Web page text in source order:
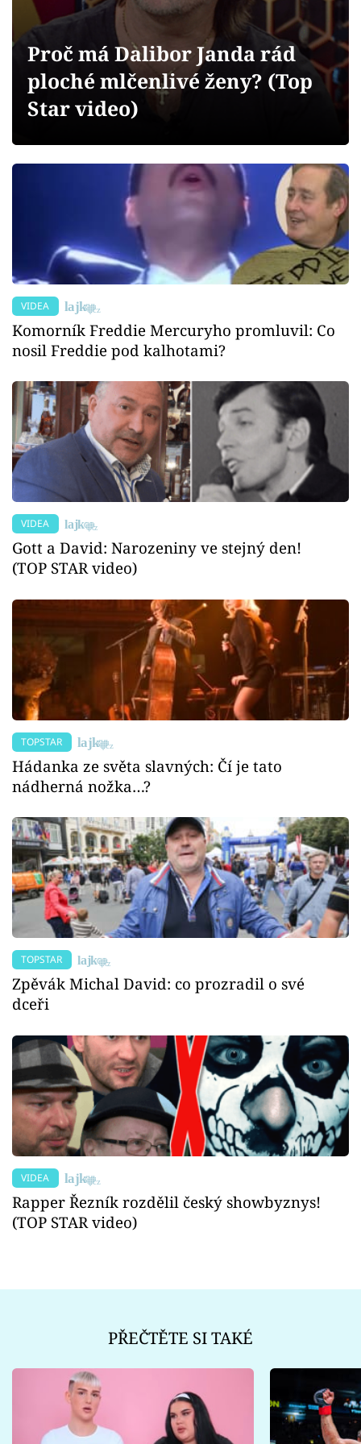
Videa
Sledujte prima+
Proč má Dalibor Janda rád
ploché mlčenlivé ženy? (Top
Star video)
VIDEA
Komorník Freddie Mercuryho promluvil: Co
nosil Freddie pod kalhotami?
VIDEA
Gott a David: Narozeniny ve stejný den!
(TOP STAR video)
TOPSTAR
Hádanka ze světa slavných: Čí je tato
nádherná nožka…?
TOPSTAR
Zpěvák Michal David: co prozradil o své
dceři
VIDEA
Rapper Řezník rozdělil český showbyznys!
(TOP STAR video)
PŘEČTĚTE SI TAKÉ